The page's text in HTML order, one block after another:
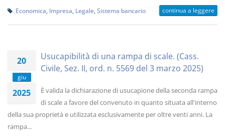
Economica Impresa Legale Sistema bancario continua a leggere
20
giu
2025
Usucapibilità di una rampa di scale. (Cass.
Civile, Sez. II, ord. n. 5569 del 3 marzo 2025)
È valida la dichiarazione di usucapione della seconda rampa
di scale a favore del convenuto in quanto situata all'interno
della sua proprietà e utilizzata esclusivamente per oltre venti anni. La
rampa...